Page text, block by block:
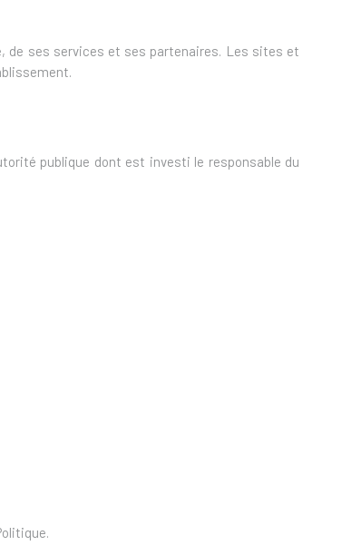
de ses services et ses partenaires. Les sites et
publique dont est investi le responsable du